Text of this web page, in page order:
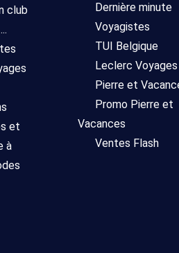
club
et
à
Dernière minute
Voyagistes
TUI Belgique
Leclerc Voyages
Pierre et
Promo Pierre et
Vacances
Ventes Flash